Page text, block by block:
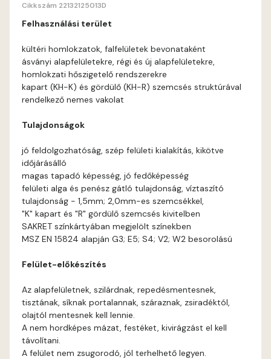
Arsenic E
Ash D
Blood-orange E
Bone A
Cikkszám 22132125013D
Felhasználási terület
kültéri homlokzatok, falfelületek bevonataként
ásványi alapfelületekre, régi és új alapfelületekre,
homlokzati hőszigetelő rendszerekre
kapart (KH-K) és gördülő (KH-R) szemcsés struktúrával
rendelkező nemes vakolat
Tulajdonságok
jó feldolgozhatóság, szép felületi kialakítás, kikötve
időjárásálló
magas tapadó képesség, jó fedőképesség
felületi alga és penész gátló tulajdonság, víztaszító
tulajdonság - 1,5mm; 2,0mm-es szemcsékkel,
"K" kapart és "R" gördülő szemcsés kivitelben
SAKRET színkártyában megjelölt színekben
MSZ EN 15824 alapján G3; E5; S4; V2; W2 besorolású
Felület-előkészítés
Az alapfelületnek, szilárdnak, repedésmentesnek,
tisztának, síknak portalannak, száraznak, zsiradéktól,
olajtól mentesnek kell lennie.
A nem hordképes mázat, festéket, kivirágzást el kell
távolítani.
A felület nem zsugorodó, jól terhelhető legyen.